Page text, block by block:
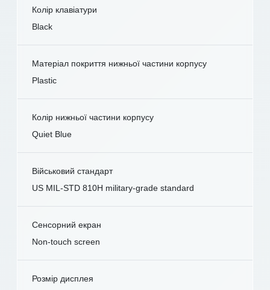
Колір клавіатури
Black
Матеріал покриття нижньої частини корпусу
Plastic
Колір нижньої частини корпусу
Quiet Blue
Військовий стандарт
US MIL-STD 810H military-grade standard
Сенсорний екран
Non-touch screen
Розмір дисплея